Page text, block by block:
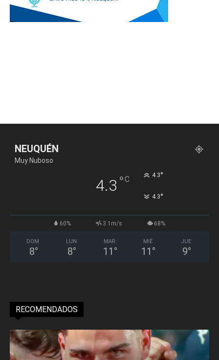
NEUQUÉN
Muy Nuboso
4.3 °C 4.3°
4.3°
60% 3.1m/s 68%
DOM
8°
LUN
8°
MAR
11 °
MIÉ
11 °
JUE
9°
RECOMENDADOS